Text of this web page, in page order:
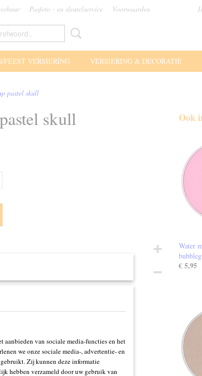
Pasfoto - en sleutelservice Voorwaarden
FEEST VERSIERING VERSIERING & DECORATIE
pastel skull
skull Ook
Water
€ 5,95
aanbieden van sociale media-functies en het
we onze sociale media-, advertentie- en
Zij kunnen deze informatie
hebben verzameld door uw gebruik van